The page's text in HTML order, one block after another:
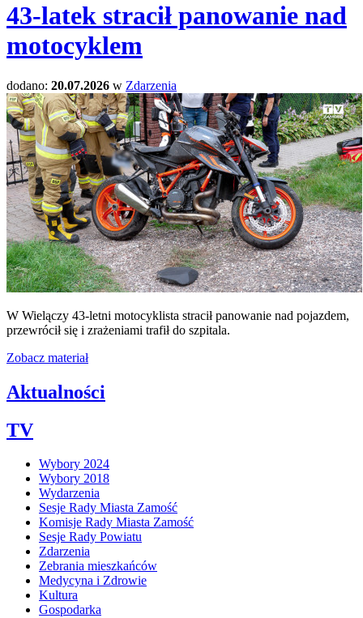
43-latek stracił panowanie nad
motocyklem
dodano: 20.07.2026 w Zdarzenia
W Wielączy 43-letni motocyklista stracił panowanie nad pojazdem,
przewrócił się i zrażeniami trafił do szpitala.
Zobacz materiał
Aktualności
TV
Wybory 2024
Wybory 2018
Wydarzenia
Sesje Rady Miasta Zamość
Komisje Rady Miasta Zamość
Sesje Rady Powiatu
Zdarzenia
Zebrania mieszkańców
Medycyna i Zdrowie
Kultura
Gospodarka